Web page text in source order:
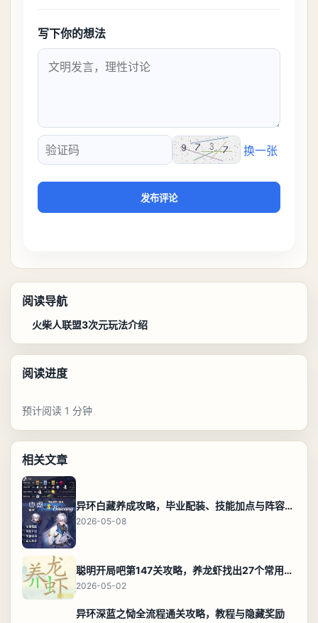
写下你的想法
验证码
换一张
发布评论
阅读导航
火柴人联盟3次元玩法介绍
阅读进度
预计阅读 1 分钟
相关文章
异环白藏养成攻略，毕业配装、技能加点与阵容搭配保姆级解析
2026-05-08
聪明开局吧第147关攻略，养龙虾找出27个常用字通关答案
2026-05-02
异环深蓝之恸全流程通关攻略，教程与隐藏奖励